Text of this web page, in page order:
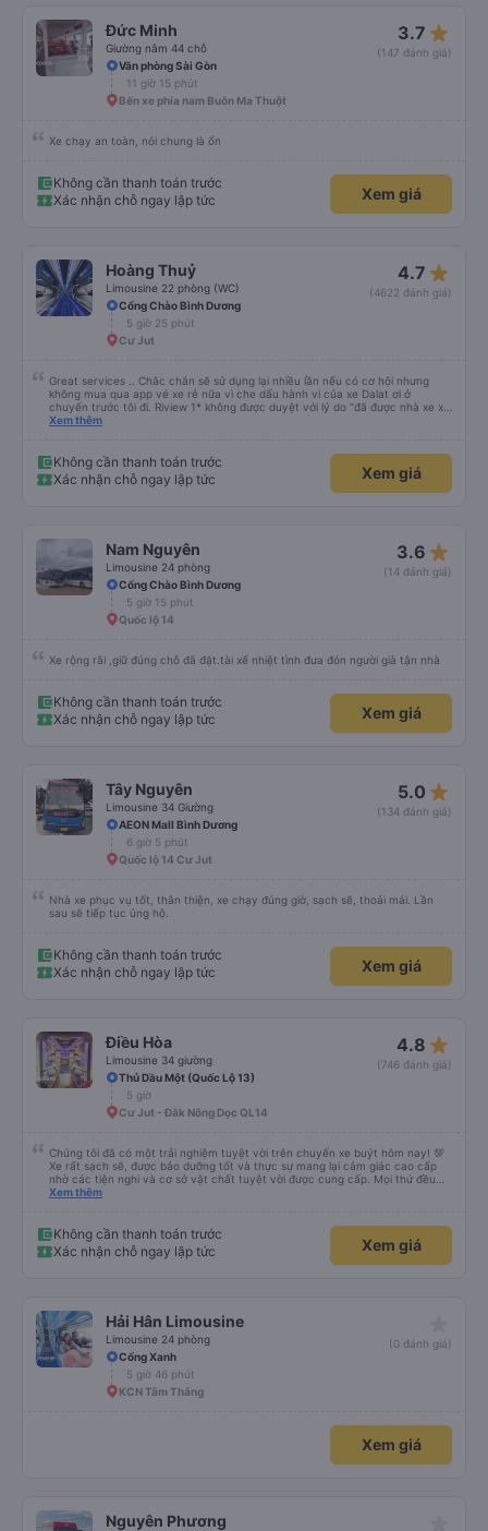
Đức Minh
Giường nằm 44 chỗ
3.7 star_rate
(147 đánh giá)
Văn phòng Sài Gòn
11 giờ 15 phút
Bến xe phía nam Buôn Ma Thuột
Xe chạy an toàn, nói chung là ổn
Không cần thanh toán trước
Xác nhận chỗ ngay lập tức
Xem giá
Hoàng Thuỷ
Limousine 22 phòng (WC)
4.7 star_rate
(4622 đánh giá)
Cổng Chào Bình Dương
5 giờ 25 phút
Cư Jut
Great services .. Chắc chắn sẽ sử dụng lại nhiều lần nếu có cơ hội nhưng
không mua qua app vé xe rẻ nữa vì che dấu hành vi của xe Dalat ơi ở
chuyến trước tôi đi. Riview 1* không được duyệt với lý do “đã được nhà xe xử
lý với khách hàng” trong khi tôi là khách hàng và trải nghiệm của tôi lại nói là
Chúng tôi cũng sẽ viết bài trên các nền tảng về trải nghiệm của tôi cả về
Dalat lẫn vé xe rẻ. Xin cảm ơn.
Xem thêm
Không cần thanh toán trước
Xác nhận chỗ ngay lập tức
Xem giá
Nam Nguyên
Limousine 24 phòng
3.6 star_rate
(14 đánh giá)
Cổng Chào Bình Dương
5 giờ 15 phút
Quốc lộ 14
Xe rộng rãi ,giữ đúng chỗ đã đặt.tài xế nhiệt tình đưa đón người già tận nhà
Không cần thanh toán trước
Xác nhận chỗ ngay lập tức
Xem giá
Tây Nguyên
Limousine 34 Giường
5.0 star_rate
(134 đánh giá)
AEON Mall Bình Dương
6 giờ 5 phút
Quốc lộ 14 Cư Jut
Nhà xe phục vụ tốt, thân thiện, xe chạy đúng giờ, sạch sẽ, thoải mái. Lần
sau sẽ tiếp tục ủng hộ.
Không cần thanh toán trước
Xác nhận chỗ ngay lập tức
Xem giá
Điều Hòa
Limousine 34 giường
4.8 star_rate
(746 đánh giá)
Thủ Dầu Một (Quốc Lộ 13)
5 giờ
Cư Jut - Đăk Nông Dọc QL14
Chúng tôi đã có một trải nghiệm tuyệt vời trên chuyến xe buýt hôm nay! 💯
Xe rất sạch sẽ, được bảo dưỡng tốt và thực sự mang lại cảm giác cao cấp
nhờ các tiện nghi và cơ sở vật chất tuyệt vời được cung cấp. Mọi thứ đều
thoải mái và ngăn nắp. Nhân viên và tài xế rất tốt bụng, hữu ích và chu đáo,
đối với tôi và gia đình. Chúng tôi rất vui và hài lòng từ đầu đến cuối. Rất đáng
giới thiệu! 💛 Về ứng dụng, nó rất dễ sử dụng, thân thiện với người dùng và
tiện lợi khi đặt chuyến đi của chúng tôi. Mọi thứ đều diễn ra suôn sẻ!
Xem thêm
Không cần thanh toán trước
Xác nhận chỗ ngay lập tức
Xem giá
Hải Hân Limousine
Limousine 24 phòng
(0 đánh giá)
Cổng Xanh
5 giờ 46 phút
KCN Tâm Thắng
Xem giá
Nguyên Phương